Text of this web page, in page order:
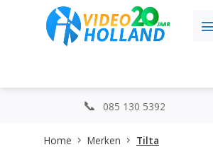
085 130 5392
Home Merken Tilta